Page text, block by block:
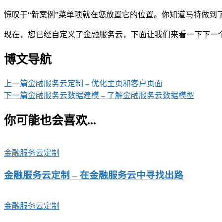
惊叹于“新案例”菜单项就在您放置它的位置。你知道马特做到
现在，您已经自定义了金融服务云，下面让我们来看一下下一
博文导航
上一篇金融服务云定制 – 优化主页和客户页面
下一篇金融服务云数据建模 – 了解金融服务云数据模型
你可能也会喜欢...
金融服务云定制
金融服务云定制 – 在金融服务云中寻找出路
金融服务云定制